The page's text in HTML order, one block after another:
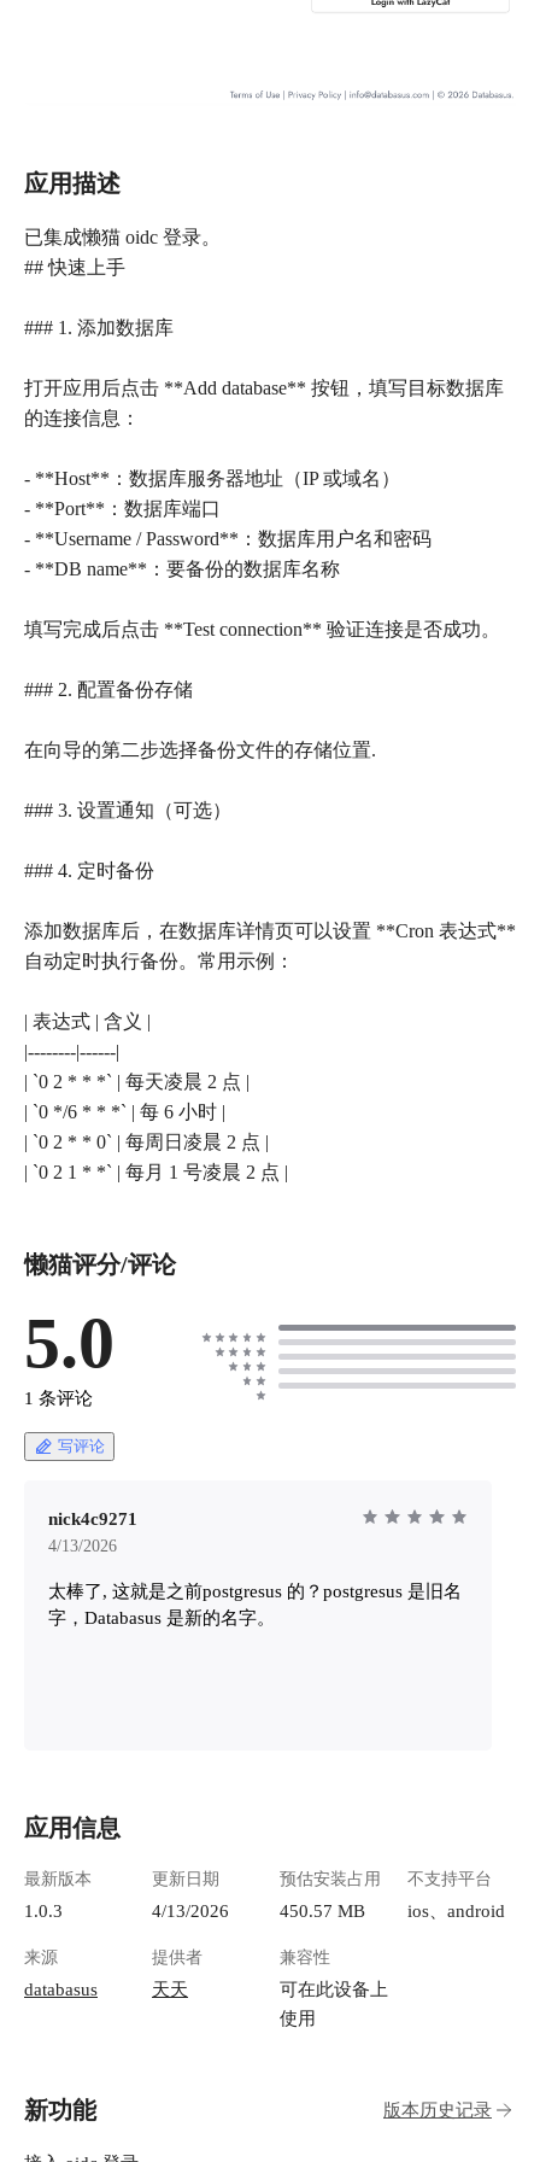
应用描述
已集成懒猫 oidc 登录。
## 快速上手
### 1. 添加数据库
打开应用后点击 **Add database** 按钮，填写目标数据库
的连接信息：
- **Host**：数据库服务器地址（IP 或域名）
- **Port**：数据库端口
- **Username / Password**：数据库用户名和密码
- **DB name**：要备份的数据库名称
填写完成后点击 **Test connection** 验证连接是否成功。
### 2. 配置备份存储
在向导的第二步选择备份文件的存储位置.
### 3. 设置通知（可选）
### 4. 定时备份
添加数据库后，在数据库详情页可以设置 **Cron 表达式**
自动定时执行备份。常用示例：
| 表达式 | 含义 |
|--------|------|
| `0 2 * * *` | 每天凌晨 2 点 |
| `0 */6 * * *` | 每 6 小时 |
| `0 2 * * 0` | 每周日凌晨 2 点 |
| `0 2 1 * *` | 每月 1 号凌晨 2 点 |
懒猫评分/评论
5.0
1 条评论
写评论
nick4c9271
4/13/2026
太棒了, 这就是之前postgresus 的？postgresus 是旧名
字，Databasus 是新的名字。
应用信息
最新版本
1.0.3
更新日期
4/13/2026
预估安装占用
450.57 MB
不支持平台
ios、android
来源
databasus
提供者
天天
兼容性
可在此设备上
使用
新功能 版本历史记录